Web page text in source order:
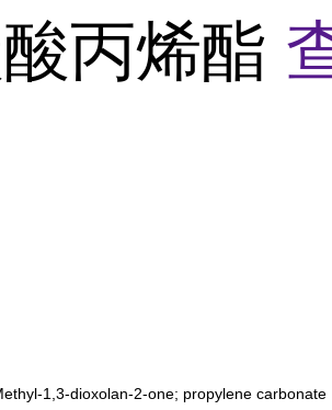
丙烯酯
1,3-dioxolan-2-one; propylene carbonate